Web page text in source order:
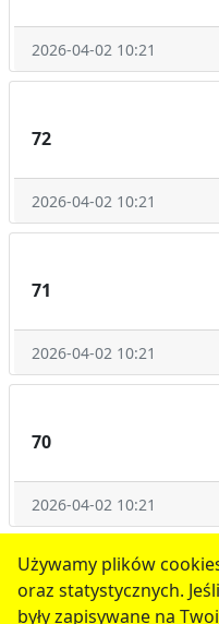
Używamy plików
oraz statystycznych.
były zapisywane na
2026-04-02 10:21
72
2026-04-02 10:21
71
2026-04-02 10:21
70
2026-04-02 10:21
1 2 3
serwis jest częścią